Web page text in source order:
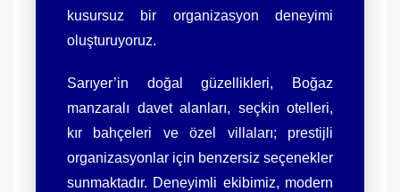
kusursuz bir organizasyon deneyimi
oluşturuyoruz.
Sarıyer’in doğal güzellikleri, Boğaz
manzaralı davet alanları, seçkin otelleri,
kır bahçeleri ve özel villaları; prestijli
organizasyonlar için benzersiz seçenekler
sunmaktadır. Deneyimli ekibimiz, modern